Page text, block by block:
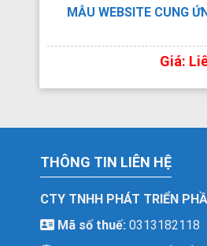
MẪU WEBSITE CUNG
Giá:
THÔNG TIN LIÊN HỆ
CTY TNHH PHÁT TRIỂN
Mã số thuế: 0313182118